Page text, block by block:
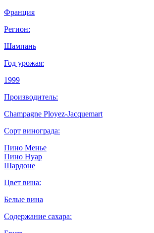
Франция
Регион:
Шампань
Год урожая:
1999
Производитель:
Champagne Ployez-Jacquemart
Сорт винограда:
Пино Менье
Пино Нуар
Шардоне
Цвет вина:
Белые вина
Содержание сахара: